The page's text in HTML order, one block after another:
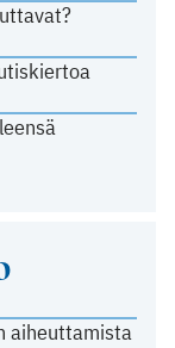
aiheuttamista